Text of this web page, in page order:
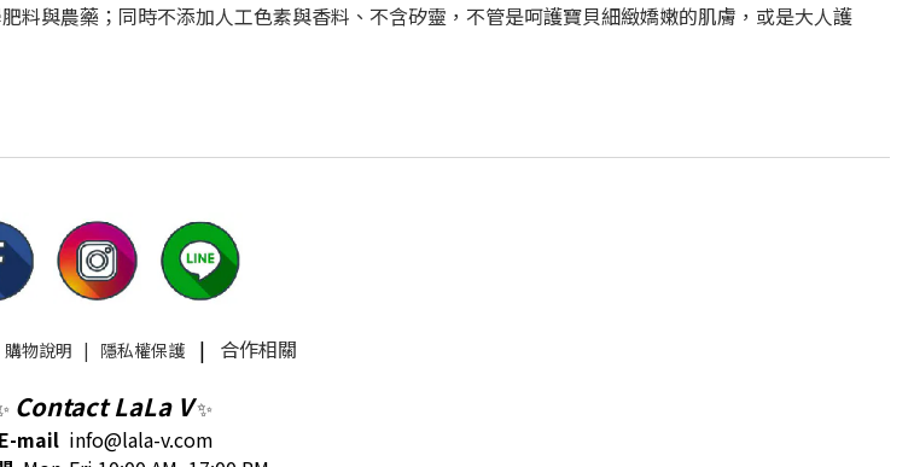
料與農藥；同時不添加人工色素與香料、不含矽靈，不管是呵護寶貝細緻嬌嫩的肌膚，或是大人護
購物說明 | 隱私權保護| 合作相關
Contact LaLa V✨
E-mail info@lala-v.com